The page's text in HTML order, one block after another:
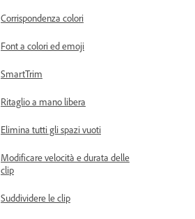
Corrispondenza colori
Font a colori ed emoji
SmartTrim
Ritaglio a mano libera
Elimina tutti gli spazi vuoti
Modificare velocità e durata delle
clip
Suddividere le clip